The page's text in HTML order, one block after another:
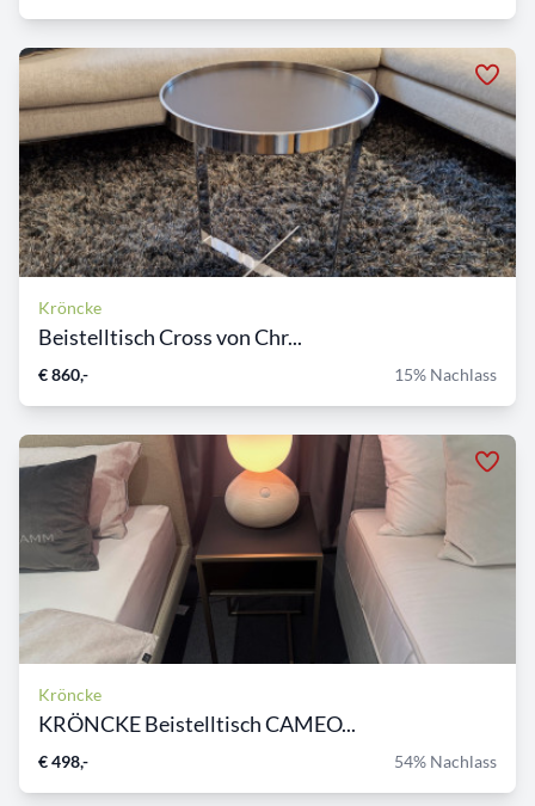
Kröncke
Beistelltisch Cross von Chr...
€ 860,- 15% Nachlass
Kröncke
KRÖNCKE Beistelltisch CAMEO...
€ 498,- 54% Nachlass